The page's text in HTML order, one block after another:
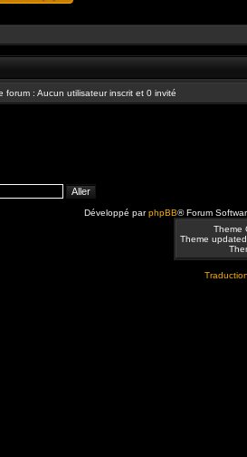
forum : Aucun utilisateur inscrit et 0 invité
Développé parphpBB® Forum
Theme
Theme